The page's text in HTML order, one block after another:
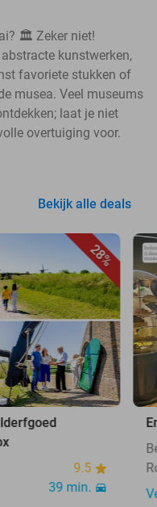
🏛️ Zeker niet!
kunstwerken,
favoriete stukken of
musea. Veel museums
laat je niet
overtuiging voor.
Bekijk alle deals
28%
9.5
39 min.